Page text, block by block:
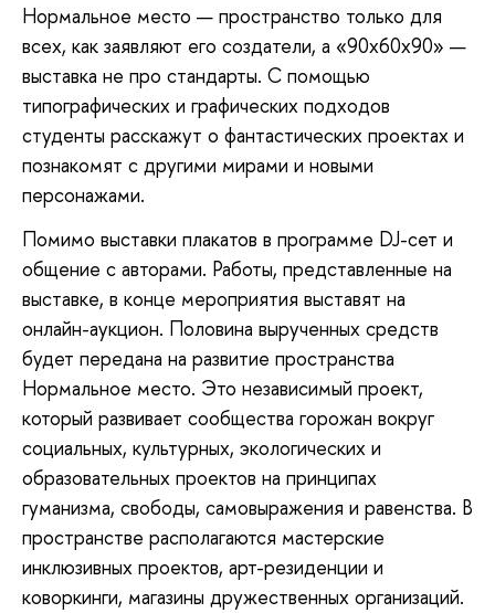
Нормальное место — пространство только для
всех, как заявляют его создатели, а «90x60x90» —
выставка не про стандарты. С помощью
типографических и графических подходов
студенты расскажут о фантастических проектах и
познакомят с другими мирами и новыми
персонажами.
Помимо выставки плакатов в программе DJ-сет и
общение с авторами. Работы, представленные на
выставке, в конце мероприятия выставят на
онлайн-аукцион. Половина вырученных средств
будет передана на развитие пространства
Нормальное место. Это независимый проект,
который развивает сообщества горожан вокруг
социальных, культурных, экологических и
образовательных проектов на принципах
гуманизма, свободы, самовыражения и равенства. В
пространстве располагаются мастерские
инклюзивных проектов, арт-резиденции и
коворкинги, магазины дружественных организаций.